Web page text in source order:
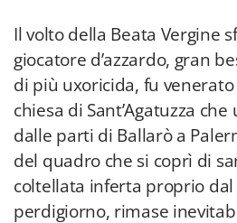
Il volto della Beata Vergine
giocatore d’azzardo, gran
di più uxoricida, fu
chiesa di Sant’Agatuzza
dalle parti di Ballarò a
del quadro che si coprì di
coltellata inferta proprio
perdigiorno, rimase